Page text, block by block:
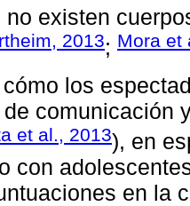
no existen
2013; Mora et
los
comunicación
et al., 2013), en
con
en la